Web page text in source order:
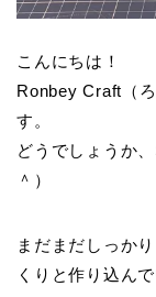
こんにちは！
Ronbey Craft（
す。
どうでしょうか
＾）
まだまだしっか
くりと作り込ん